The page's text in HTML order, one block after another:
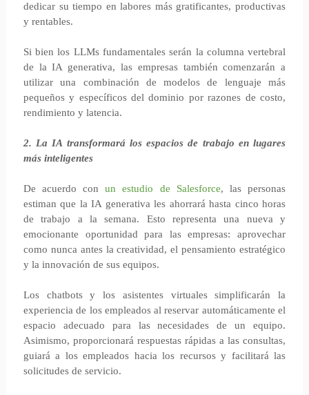
dedicar su tiempo en labores más gratificantes, productivas
y rentables.
Si bien los LLMs fundamentales serán la columna vertebral
de la IA generativa, las empresas también comenzarán a
utilizar una combinación de modelos de lenguaje más
pequeños y específicos del dominio por razones de costo,
rendimiento y latencia.
2. La IA transformará los espacios de trabajo en lugares
más inteligentes
De acuerdo conun estudio de Salesforce, las personas
estiman que la IA generativa les ahorrará hasta cinco horas
de trabajo a la semana. Esto representa una nueva y
emocionante oportunidad para las empresas: aprovechar
como nunca antes la creatividad, el pensamiento estratégico
y la innovación de sus equipos.
Los chatbots y los asistentes virtuales simplificarán la
experiencia de los empleados al reservar automáticamente el
espacio adecuado para las necesidades de un equipo.
Asimismo, proporcionará respuestas rápidas a las consultas,
guiará a los empleados hacia los recursos y facilitará las
solicitudes de servicio.